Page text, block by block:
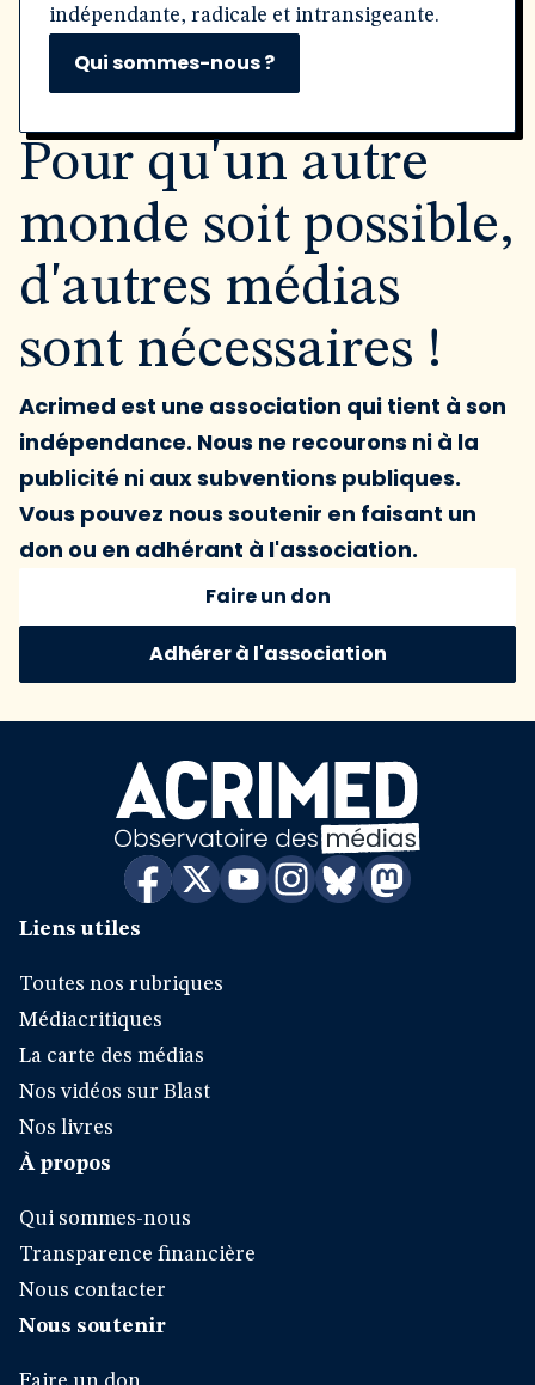
indépendante, radicale et intransigeante.
Qui sommes-nous ?
Pour qu'un autre
monde soit possible,
d'autres médias
sont nécessaires !
Acrimed est une association qui tient à son
indépendance. Nous ne recourons ni à la
publicité ni aux subventions publiques.
Vous pouvez nous soutenir en faisant un
don ou en adhérant à l'association.
Faire un don
Adhérer à l'association
Liens utiles
Toutes nos rubriques
Médiacritiques
La carte des médias
Nos vidéos sur Blast
Nos livres
À propos
Qui sommes-nous
Transparence financière
Nous contacter
Nous soutenir